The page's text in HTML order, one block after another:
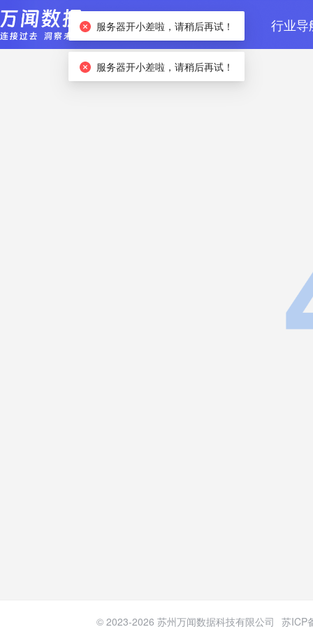
首页 数据检索 行业导
© 2023-2026 苏州万闻数据科技有限公司 苏ICP
服务器开小差啦，请稍后再试！
服务器开小差啦，请稍后再试！